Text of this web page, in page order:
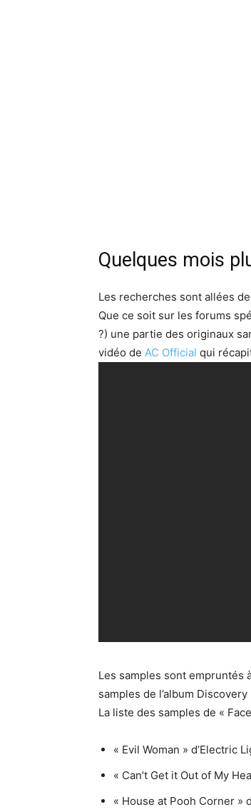
Quelques mois
Les recherches sont allées
Que ce soit sur les forums
?) une partie des originaux
vidéo de AC Official qui
Les samples sont empruntés
samples de l’album
La liste des samples de «
« Evil Woman » d’Electric
« Can’t Get it Out of My
« House at Pooh Corner »